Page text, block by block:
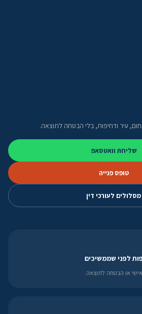
עיר ודחיפות, בלי הבטחה לתוצאה.
שליחת וואטסאפ
טופס פנייה
מסלולים לעורכי דין
לפני שממשיכים
אישי או הבטחה לתוצאה.